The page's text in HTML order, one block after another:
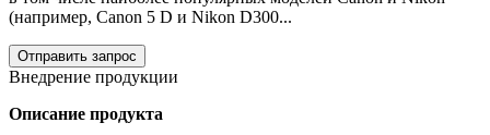
(например, Canon 5 D и Nikon D300...
Отправить запрос
Внедрение продукции
Описание продукта